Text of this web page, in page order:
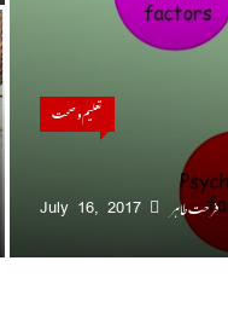
تعلیم و صحت
فرحت طاہر July 16, 2017